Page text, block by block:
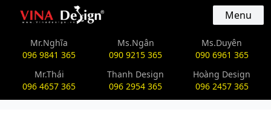
vinadesign.vn Menu
Mr.Nghĩa
096 9841 365
Ms.Ngân
090 9215 365
Ms.Duyên
090 6961 365
Mr.Thái
096 4657 365
Thanh Design
096 2954 365
Hoàng Design
096 2457 365